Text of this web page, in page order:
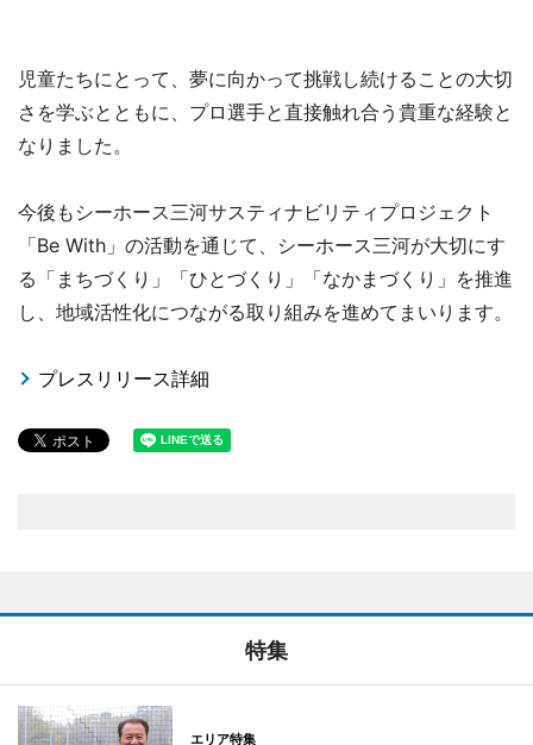
児童たちにとって、夢に向かって挑戦し続けることの大切
さを学ぶとともに、プロ選手と直接触れ合う貴重な経験と
なりました。
今後もシーホース三河サスティナビリティプロジェクト
「Be With」の活動を通じて、シーホース三河が大切にす
る「まちづくり」「ひとづくり」「なかまづくり」を推進
し、地域活性化につながる取り組みを進めてまいります。
プレスリリース詳細
特集
エリア特集